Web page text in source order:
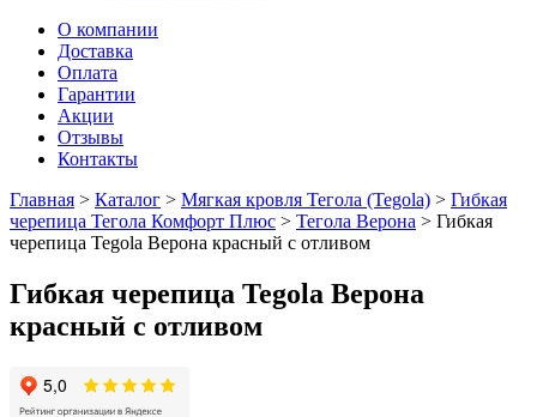
О компании
Доставка
Оплата
Гарантии
Акции
Отзывы
Контакты
Главная > Каталог > Мягкая кровля Тегола (Tegola) > Гибкая
черепица Тегола Комфорт Плюс > Тегола Верона > Гибкая
черепица Tegola Верона красный с отливом
Гибкая черепица Tegola Верона
красный с отливом